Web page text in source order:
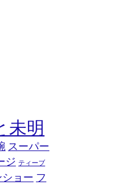
未明
スーパー
ジ ティーブ
ョー フ